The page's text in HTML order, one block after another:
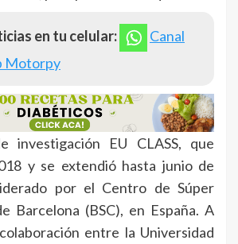
en tu celular:
Canal
Motorpy
investigación EU CLASS, que
y se extendió hasta junio de
por el Centro de Súper
Barcelona (BSC), en España. A
entre la Universidad